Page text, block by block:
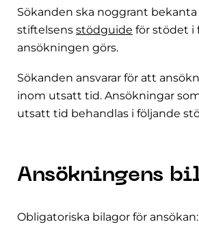
Sökanden ska noggrant
stiftelsens stödguide för stödet i
ansökningen görs.
Sökanden ansvarar för att
inom utsatt tid. Ansökningar
utsatt tid behandlas i följande
Ansökningens
Obligatoriska bilagor för ansökan: